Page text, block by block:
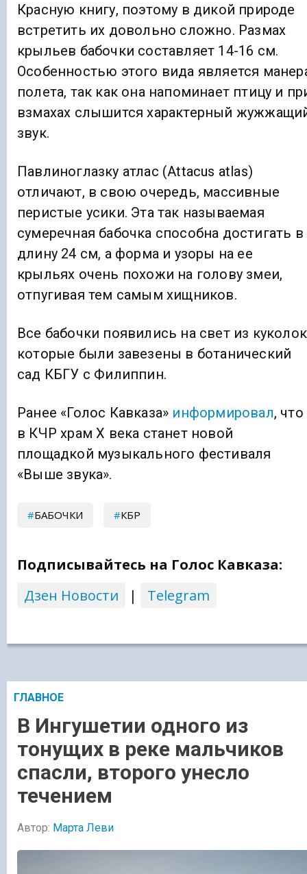
Красную книгу, поэтому в дикой природе
встретить их довольно сложно. Размах
крыльев бабочки составляет 14-16 см.
Особенностью этого вида является
полета, так как она напоминает птицу и
взмахах слышится характерный
звук.
Павлиноглазку атлас (Attacus atlas)
отличают, в свою очередь, массивные
перистые усики. Эта так называемая
сумеречная бабочка способна достигать в
длину 24 см, а форма и узоры на ее
крыльях очень похожи на голову змеи,
отпугивая тем самым хищников.
Все бабочки появились на свет из
которые были завезены в ботанический
сад КБГУ с Филиппин.
Ранее «Голос Кавказа» информировал, что
в КЧР храм X века станет новой
площадкой музыкального фестиваля
«Выше звука».
БАБОЧКИ КБР
Подписывайтесь на Голос Кавказа:
Дзен Новости
| Telegram
ГЛАВНОЕ
В Ингушетии одного из
тонущих в реке мальчиков
спасли, второго унесло
течением
Автор: Марта Леви